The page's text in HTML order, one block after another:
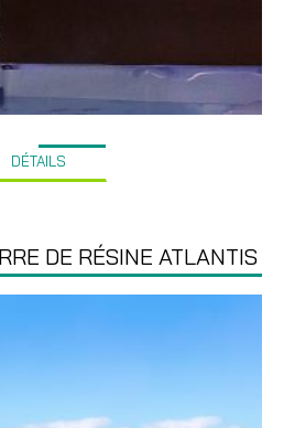
DÉTAILS
DE RÉSINE ATLANTIS